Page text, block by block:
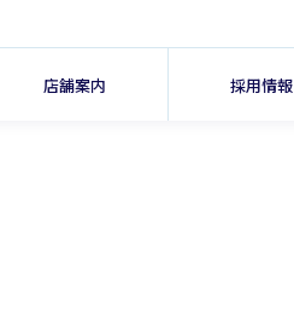
店舗案内 採用情報